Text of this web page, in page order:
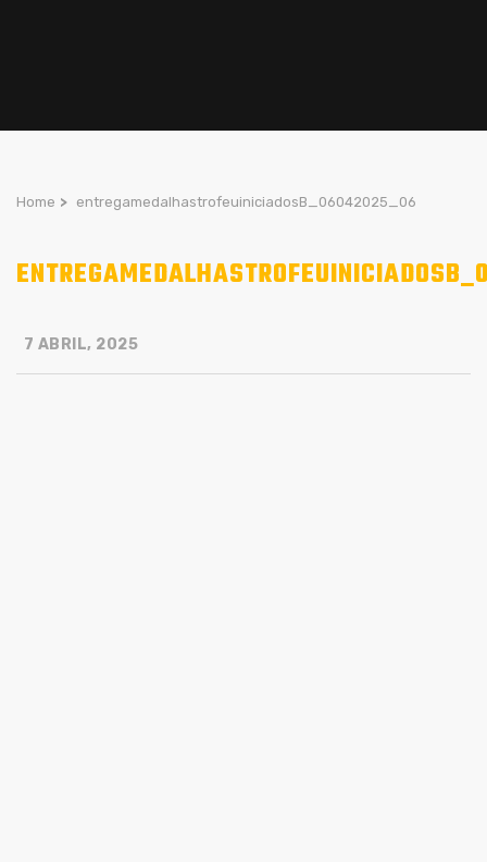
Home > entregamedalhastrofeuiniciadosB_06042025_06
7 ABRIL, 2025